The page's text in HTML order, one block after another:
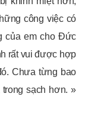
công việc có
của em cho Đức
rất vui được hợp
Chưa từng bao
sạch hơn. »